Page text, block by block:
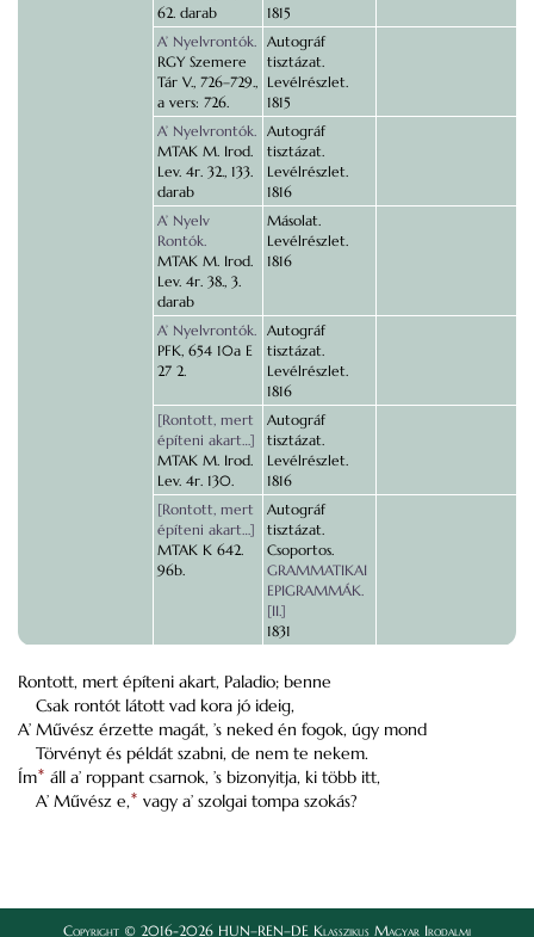
62. darab
1815
A’ Nyelvrontók.
RGY Szemere
Tár V., 726–729.,
a vers: 726.
Autográf
tisztázat.
Levélrészlet.
1815
A’ Nyelvrontók.
MTAK M. Irod.
Lev. 4r. 32., 133.
darab
Autográf
tisztázat.
Levélrészlet.
1816
A’ Nyelv
Rontók.
MTAK M. Irod.
Lev. 4r. 38., 3.
darab
Másolat.
Levélrészlet.
1816
A’ Nyelvrontók.
PFK, 654 10a E
27 2.
Autográf
tisztázat.
Levélrészlet.
1816
[Rontott, mert
építeni akart…]
MTAK M. Irod.
Lev. 4r. 130.
Autográf
tisztázat.
Levélrészlet.
1816
[Rontott, mert
építeni akart…]
MTAK K 642.
96b.
Autográf
tisztázat.
Csoportos.
GRAMMATIKAI
EPIGRAMMÁK.
[II.]
1831
Rontott, mert építeni akart, Paladio; benne
Csak rontót látott vad kora jó ideig,
A’ Művész érzette magát, ’s neked én fogok, úgy mond
Törvényt és példát szabni, de nem te nekem.
Ím* áll a’ roppant csarnok, ’s bizonyitja, ki több itt,
A’ Művész e,* vagy a’ szolgai tompa szokás?
Copyright © 2016-2026 HUN–REN–DE Klasszikus Magyar Irodalmi